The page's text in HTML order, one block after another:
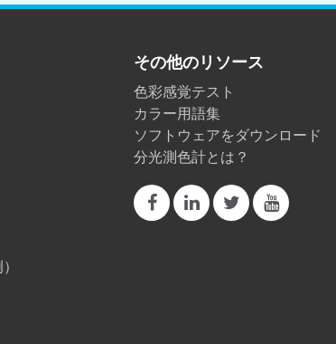
材
その他のリソース
色彩感覚テスト
カラー用語集
ソフトウェアをダウンロード
分光測色計とは？